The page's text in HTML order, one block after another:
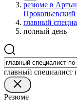
резюме в
главный
полный день
главный специалист
Резюме